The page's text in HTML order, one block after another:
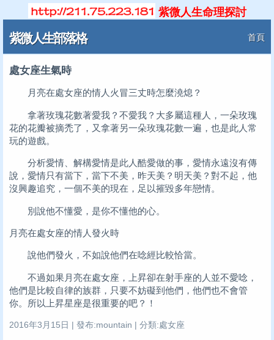
紫微人生命理探討
紫微人生部落格 首頁
處女座生氣時
月亮在處女座的情人火冒三丈時怎麼澆熄？
拿著玫瑰花數著愛我？不愛我？大多屬這種人，一朵玫瑰
花的花瓣被摘禿了，又拿著另一朵玫瑰花數一遍，也是此人常
玩的遊戲。
分析愛情、解構愛情是此人酷愛做的事，愛情永遠沒有傳
說，愛情只有當下，當下不美，昨天美？明天美？對不起，他
沒興趣追究，一個不美的現在，足以摧毀多年戀情。
別說他不懂愛，是你不懂他的心。
月亮在處女座的情人發火時
說他們發火，不如說他們在唸經比較恰當。
不過如果月亮在處女座，上昇卻在射手座的人並不愛唸，
他們是比較自律的族群，只要不妨礙到他們，他們也不會管
你。所以上昇星座是很重要的吧？！
2016年3月15日 | 發布:mountain | 分類:處女座